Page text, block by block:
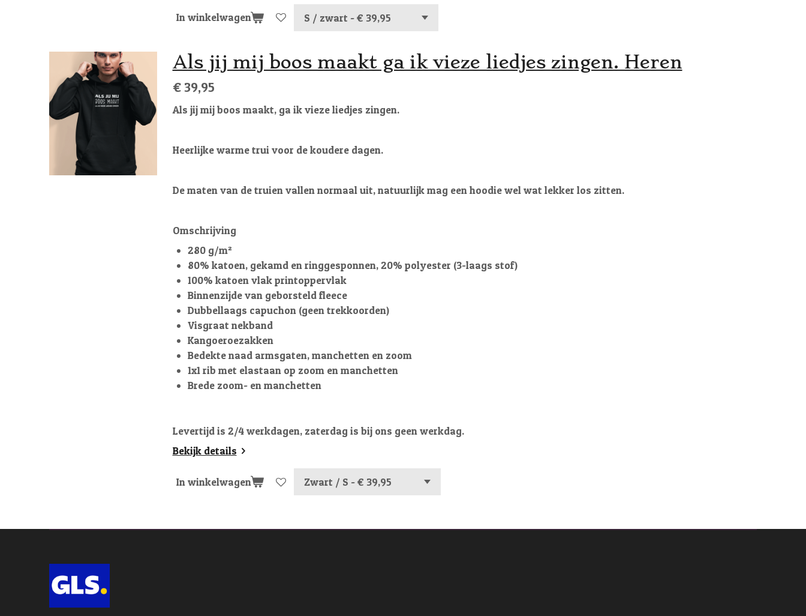
In winkelwagen
Als jij mij boos maakt ga ik vieze liedjes zingen. Heren
€ 39,95
Als jij mij boos maakt, ga ik vieze liedjes zingen.
Heerlijke warme trui voor de koudere dagen.
De maten van de truien vallen normaal uit, natuurlijk mag een hoodie wel wat lekker los zitten.
Omschrijving
280 g/m²
80% katoen, gekamd en ringgesponnen, 20% polyester (3-laags stof)
100% katoen vlak printoppervlak
Binnenzijde van geborsteld fleece
Dubbellaags capuchon (geen trekkoorden)
Visgraat nekband
Kangoeroezakken
Bedekte naad armsgaten, manchetten en zoom
1x1 rib met elastaan op zoom en manchetten
Brede zoom- en manchetten
Levertijd is 2/4 werkdagen, zaterdag is bij ons geen werkdag.
Bekijk details
In winkelwagen